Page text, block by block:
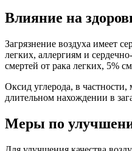
Влияние на
Загрязнение воздуха имеет
легких, аллергиям и
смертей от рака легких, 5%
Оксид углерода, в
длительном нахождении в
Меры по